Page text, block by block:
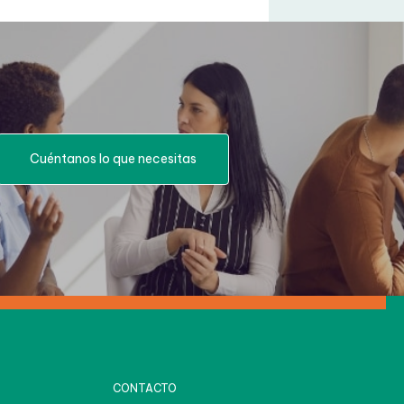
Cuéntanos lo que necesitas